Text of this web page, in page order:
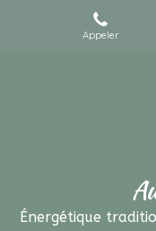
Appeler
Énergétique